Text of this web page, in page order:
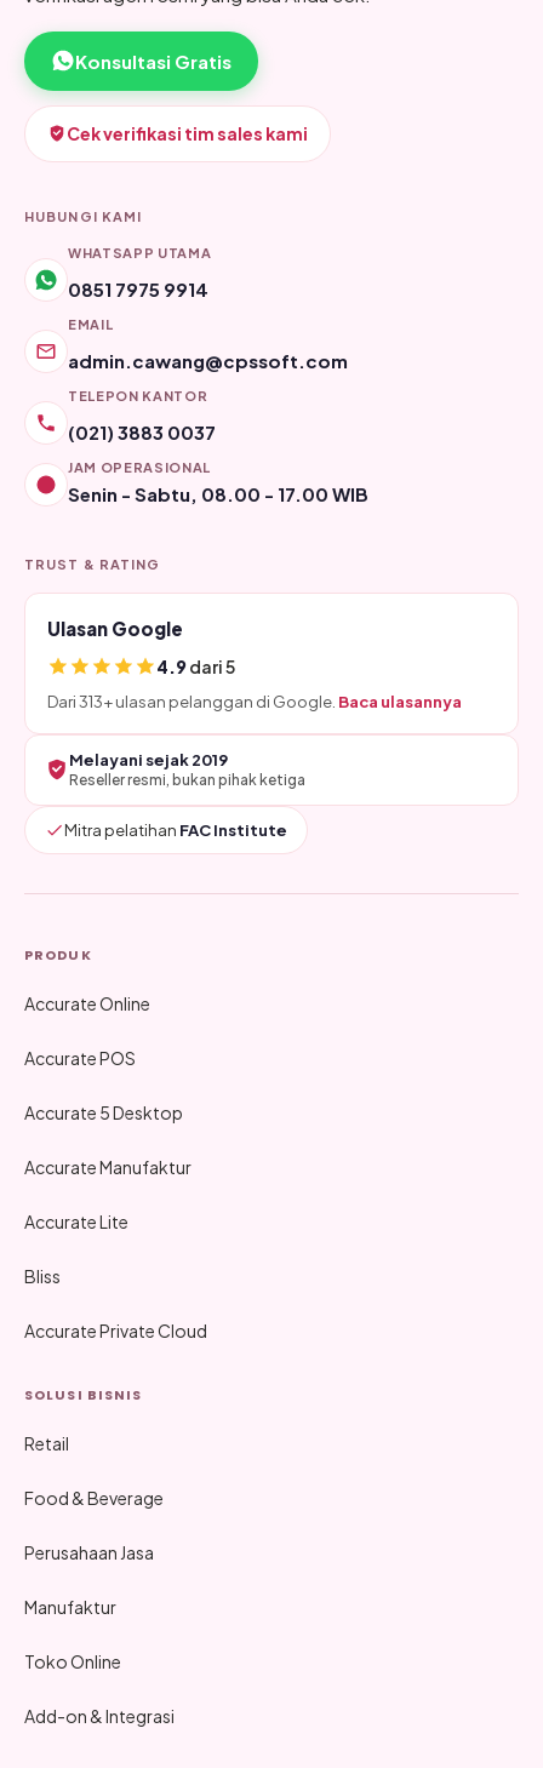
Konsultasi Gratis
Cek verifikasi tim sales kami
HUBUNGI KAMI
WHATSAPP UTAMA
0851 7975 9914
EMAIL
admin.cawang@cpssoft.com
TELEPON KANTOR
(021) 3883 0037
JAM OPERASIONAL
Senin - Sabtu, 08.00 - 17.00 WIB
TRUST & RATING
Ulasan Google
4.9dari 5
Dari 313+ ulasan pelanggan di Google. Baca ulasannya
Melayani sejak 2019
Reseller resmi, bukan pihak ketiga
Mitra pelatihan FAC Institute
PRODUK
Accurate Online
Accurate POS
Accurate 5 Desktop
Accurate Manufaktur
Accurate Lite
Bliss
Accurate Private Cloud
SOLUSI BISNIS
Retail
Food & Beverage
Perusahaan Jasa
Manufaktur
Toko Online
Add-on & Integrasi